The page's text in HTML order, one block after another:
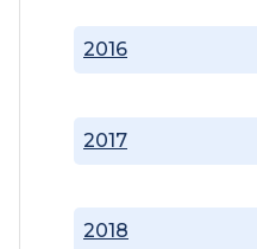
2016
2017
2018